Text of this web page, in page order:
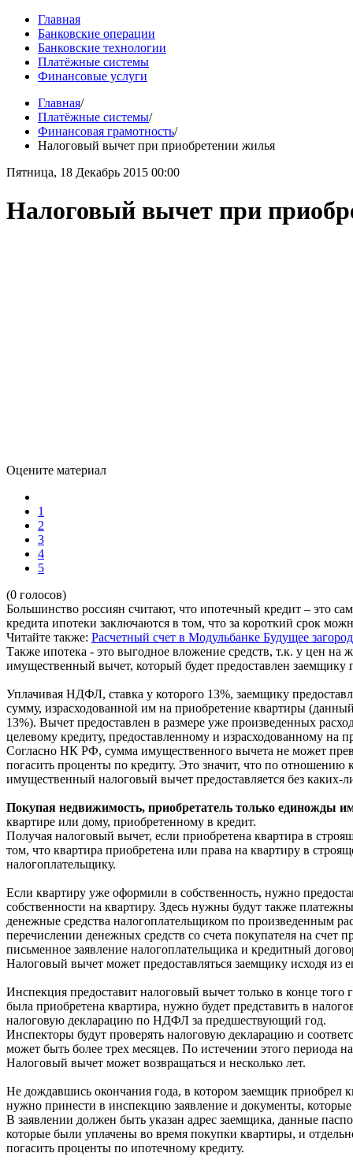
Главная
Банковские операции
Банковские технологии
Платёжные системы
Финансовые услуги
Главная/
Платёжные системы/
Финансовая грамотность/
Налоговый вычет при приобретении жилья
Пятница, 18 Декабрь 2015 00:00
Налоговый вычет при
Оцените материал
1
2
3
4
5
(0 голосов)
Большинство россиян считают, что ипотечный кредит –
кредита ипотеки заключаются в том, что за короткий срок
Читайте также: Расчетный счет в Модульбанке Будущее
Также ипотека - это выгодное вложение средств, т.к. у цен
имущественный вычет, который будет предоставлен заемщику
Уплачивая НДФЛ, ставка у которого 13%, заемщику
сумму, израсходованной им на приобретение квартиры
13%). Вычет предоставлен в размере уже произведенных
целевому кредиту, предоставленному и израсходованному
Согласно НК РФ, сумма имущественного вычета не может
погасить проценты по кредиту. Это значит, что по
имущественный налоговый вычет предоставляется без каких-
Покупая недвижимость, приобретатель только единожды
квартире или дому, приобретенному в кредит.
Получая налоговый вычет, если приобретена квартира в
том, что квартира приобретена или права на квартиру в
налогоплательщику.
Если квартиру уже оформили в собственность, нужно
собственности на квартиру. Здесь нужны будут также
денежные средства налогоплательщиком по произведенным
перечислении денежных средств со счета покупателя на счет
письменное заявление налогоплательщика и кредитный
Налоговый вычет может предоставляться заемщику исходя из
Инспекция предоставит налоговый вычет только в конце того
была приобретена квартира, нужно будет представить в
налоговую декларацию по НДФЛ за предшествующий год.
Инспекторы будут проверять налоговую декларацию и
может быть более трех месяцев. По истечении этого периода
Налоговый вычет может возвращаться и несколько лет.
Не дождавшись окончания года, в котором заемщик приобрел
нужно принести в инспекцию заявление и документы,
В заявлении должен быть указан адрес заемщика, данные
которые были уплачены во время покупки квартиры, и
погасить проценты по ипотечному кредиту.